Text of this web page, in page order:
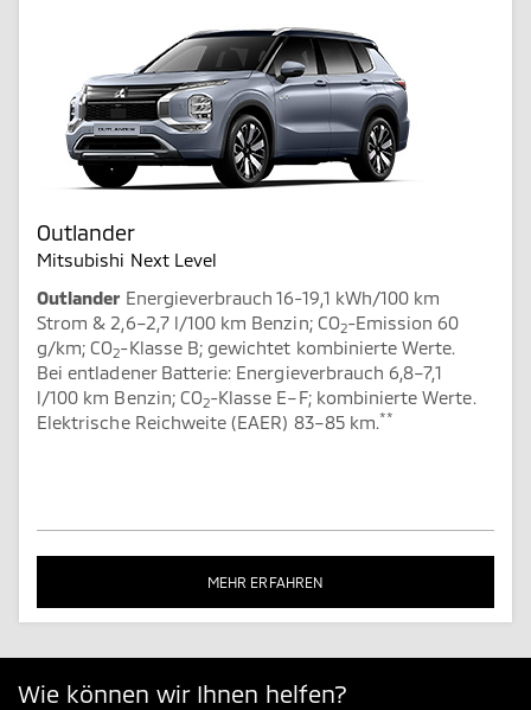
Outlander
Mitsubishi Next Level
Outlander Energieverbrauch 16-19,1 kWh/100 km
Strom & 2,6–2,7 l/100 km Benzin; CO2-Emission 60
g/km; CO2-Klasse B; gewichtet kombinierte Werte.
Bei entladener Batterie: Energieverbrauch 6,8–7,1
l/100 km Benzin; CO2-Klasse E–F; kombinierte Werte.
Elektrische Reichweite (EAER) 83–85 km.**
MEHR ERFAHREN
Wie können wir Ihnen helfen?